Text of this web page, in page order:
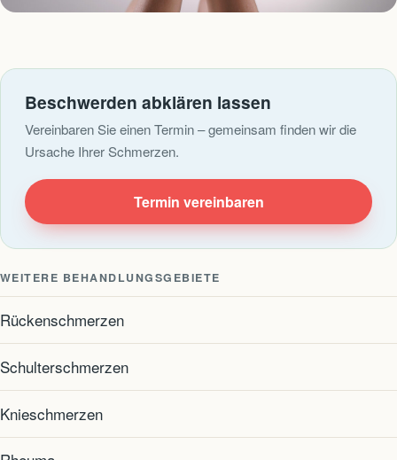
Beschwerden abklären lassen
Vereinbaren Sie einen Termin – gemeinsam finden wir die
Ursache Ihrer Schmerzen.
Termin vereinbaren
WEITERE BEHANDLUNGSGEBIETE
Rückenschmerzen
Schulterschmerzen
Knieschmerzen